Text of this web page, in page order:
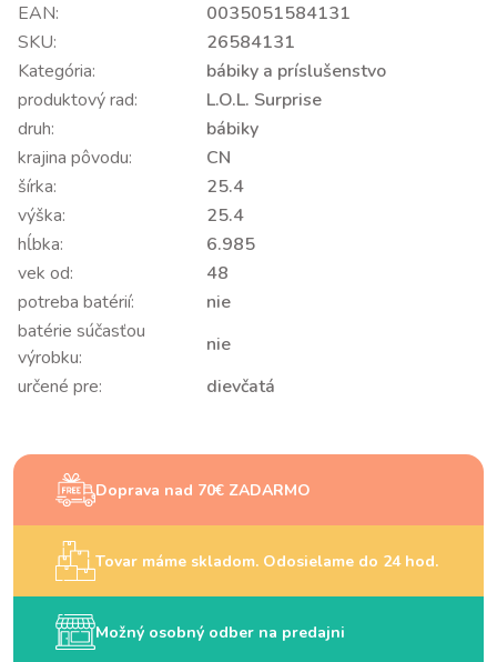
EAN:
0035051584131
SKU:
26584131
Kategória:
bábiky a príslušenstvo
produktový rad:
L.O.L. Surprise
druh:
bábiky
krajina pôvodu:
CN
šírka:
25.4
výška:
25.4
hĺbka:
6.985
vek od:
48
potreba batérií:
nie
batérie súčasťou
výrobku:
nie
určené pre:
dievčatá
Doprava nad 70€ ZADARMO
Tovar máme skladom. Odosielame do 24 hod.
Možný osobný odber na predajni